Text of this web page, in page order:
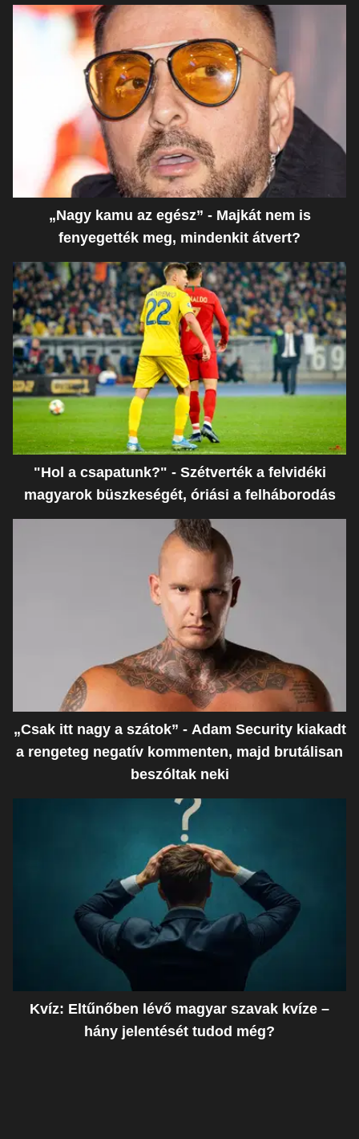
„Nagy kamu az egész” - Majkát nem is
fenyegették meg, mindenkit átvert?
"Hol a csapatunk?" - Szétverték a felvidéki
magyarok büszkeségét, óriási a felháborodás
„Csak itt nagy a szátok” - Adam Security kiakadt
a rengeteg negatív kommenten, majd brutálisan
beszóltak neki
Kvíz: Eltűnőben lévő magyar szavak kvíze –
hány jelentését tudod még?